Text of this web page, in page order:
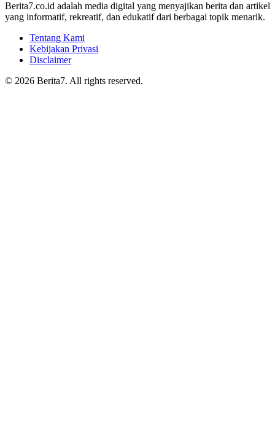
Berita7.co.id adalah media digital yang menyajikan berita dan artikel
yang informatif, rekreatif, dan edukatif dari berbagai topik menarik.
Tentang Kami
Kebijakan Privasi
Disclaimer
© 2026 Berita7. All rights reserved.